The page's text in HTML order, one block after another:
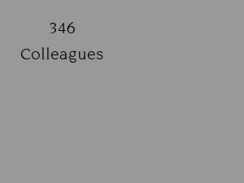
346
Colleagues